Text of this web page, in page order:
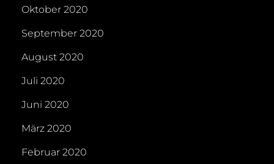
Oktober 2020
September 2020
August 2020
Juli 2020
Juni 2020
März 2020
Februar 2020